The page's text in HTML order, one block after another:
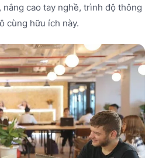
cao tay nghề, trình độ thông
cùng hữu ích này.